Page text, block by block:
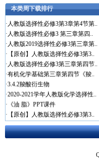
本类周下载排行
· 人教版选择性必修3第3章第4节第..
· 人教版选择性必修3 第三章第四..
· 人教版2019选择性必修3第三章第..
· 【原创】人教版选择性必修3第3..
· 人教版选择性必修3第三章第四节..
·有机化学基础第三章第四节《羧..
·3.4.2羧酸衍生物
·2020-2021学年人教版化学选择性..
· 《油 脂》PPT课件
· 【原创】人教版选择性必修3第3..